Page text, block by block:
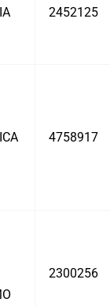
2452125
4758917
2300256